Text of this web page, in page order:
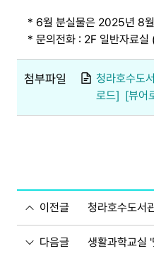
* 6월 분실물은 2025년 8
* 문의전화 : 2F 일반자료
첨부파일
청라호수도
로드] [뷰어
이전글 청라호수도서
다음글 생활과학교실